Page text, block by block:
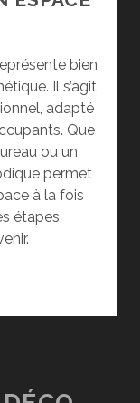
bien
Il s’agit
adapté
Que
ou un
permet
à la fois
étapes